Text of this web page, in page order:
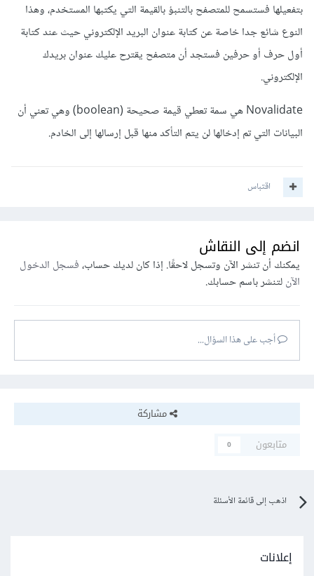
بتفعيلها فستسمح للمتصفح بالتنبؤ بالقيمة التي يكتبها المستخدم، وهذا
النوع شائع جدا خاصة عن كتابة عنوان البريد الإلكتروني حيث عند كتابة
أول حرف أو حرفين فستجد أن متصفح يقترح عليك عنوان بريدك
الإلكتروني.
Novalidate هي سمة تعطي قيمة صحيحة (boolean) وهي تعني أن
البيانات التي تم إدخالها لن يتم التأكد منها قبل إرسالها إلى الخادم.
اقتباس
انضم إلى النقاش
يمكنك أن تنشر الآن وتسجل لاحقًا. إذا كان لديك حساب،فسجل الدخول
الآنلتنشر باسم حسابك.
أجب على هذا السؤال...
مشاركة
متابعون
0
اذهب إلى قائمة الأسئلة
إعلانات